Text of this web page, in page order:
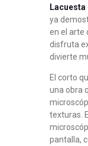
Lacuesta
ya
en el arte
disfruta
divierte
El corto
una obra
texturas.
pantalla,